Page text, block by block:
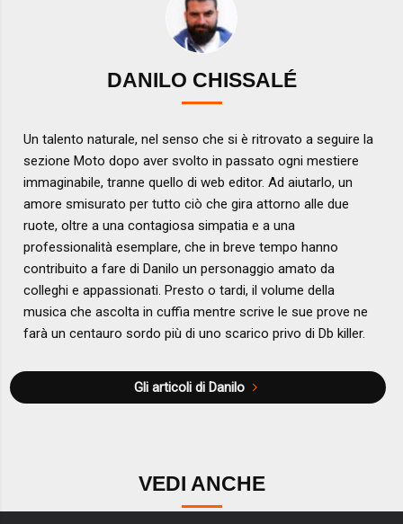
DANILO CHISSALÉ
Un talento naturale, nel senso che si è ritrovato a seguire la
sezione Moto dopo aver svolto in passato ogni mestiere
immaginabile, tranne quello di web editor. Ad aiutarlo, un
amore smisurato per tutto ciò che gira attorno alle due
ruote, oltre a una contagiosa simpatia e a una
professionalità esemplare, che in breve tempo hanno
contribuito a fare di Danilo un personaggio amato da
colleghi e appassionati. Presto o tardi, il volume della
musica che ascolta in cuffia mentre scrive le sue prove ne
farà un centauro sordo più di uno scarico privo di Db killer.
Gli articoli di Danilo
VEDI ANCHE